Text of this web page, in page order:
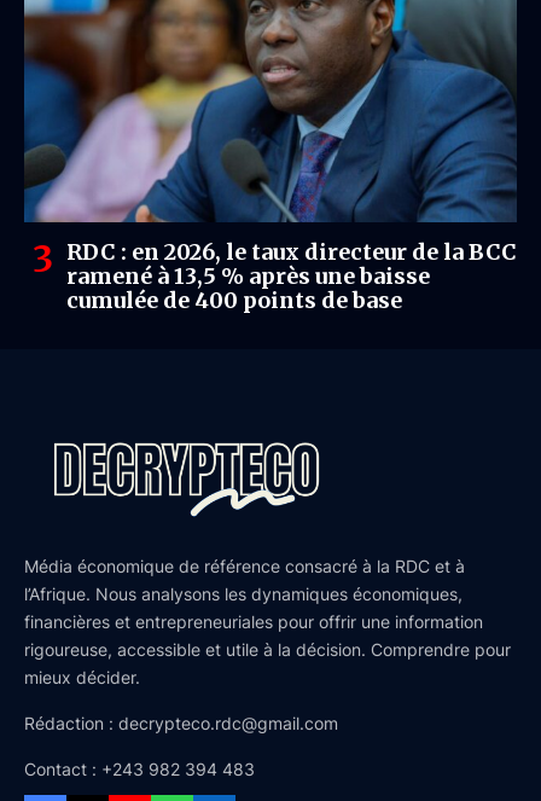
RDC : en 2026, le taux directeur de la BCC
ramené à 13,5 % après une baisse
cumulée de 400 points de base
Média économique de référence consacré à la RDC et à
l’Afrique. Nous analysons les dynamiques économiques,
financières et entrepreneuriales pour offrir une information
rigoureuse, accessible et utile à la décision. Comprendre pour
mieux décider.
Rédaction : decrypteco.rdc@gmail.com
Contact : +243 982 394 483